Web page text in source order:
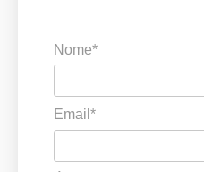
Nome*
Email*